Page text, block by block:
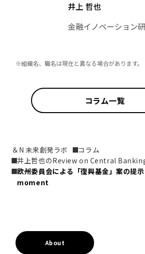
井上 哲也
金融イノベーション
※組織名、職名は現在と異なる場合があります。
コラム一覧
＆N 未来創発ラボ
コラム
井上哲也のReview on Central
欧州委員会による「復興基金」案の提
moment
About